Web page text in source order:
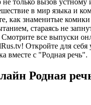
только вызов устному
в мир языка и
как знаменитые
стараясь не
все выпуски
Откройте для
вместе с "Родная речь".
Родная